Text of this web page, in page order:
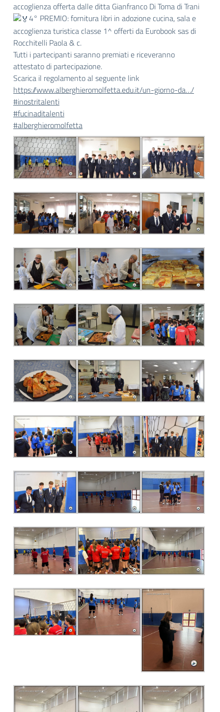
accoglienza offerta dalle ditta Gianfranco Di Toma di Trani
4° PREMIO: fornitura libri in adozione cucina, sala e
accoglienza turistica classe 1^ offerti da Eurobook sas di
Rocchitelli Paola & c.
Tutti i partecipanti saranno premiati e riceveranno
attestato di partecipazione.
Scarica il regolamento al seguente link
https://www.alberghieromolfetta.edu.it/un-giorno-da…/
#inostritalenti
#fucinaditalenti
#alberghieromolfetta